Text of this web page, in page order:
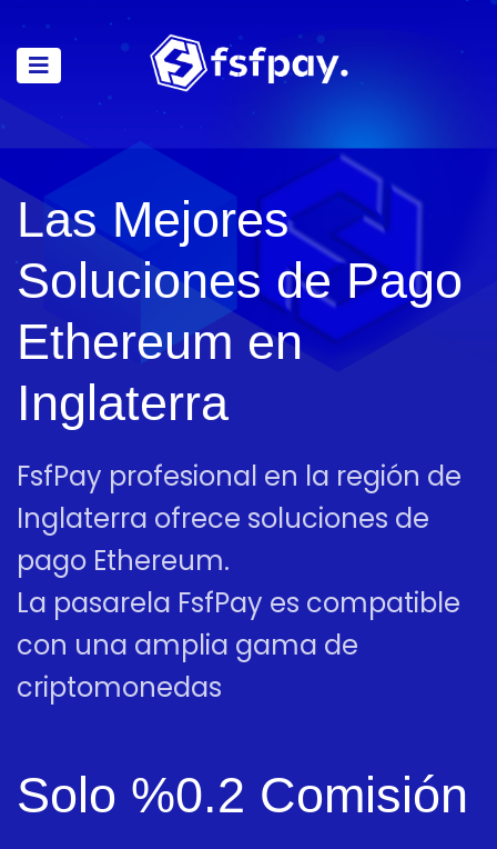
Las Mejores
Soluciones de Pago
Ethereum en
Inglaterra
FsfPay profesional en la región de
Inglaterra ofrece soluciones de
pago Ethereum.
La pasarela FsfPay es compatible
con una amplia gama de
criptomonedas
Solo %0.2 Comisión